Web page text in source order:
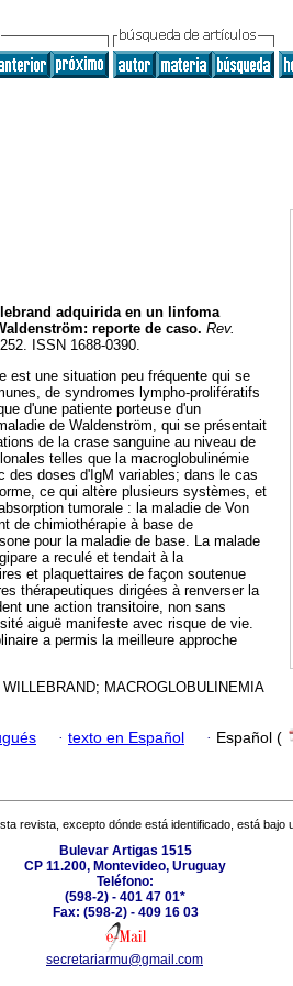
adquirida en un linfoma
reporte de caso. Rev.
ISSN 1688-0390.
est une situation peu fréquente qui se
de syndromes lympho-prolifératifs
d'une patiente porteuse d'un
de Waldenström, qui se présentait
de la crase sanguine au niveau de
telles que la macroglobulinémie
des doses d'IgM variables; dans le cas
ce qui altère plusieurs systèmes, et
tumorale : la maladie de Von
de chimiothérapie à base de
pour la maladie de base. La malade
a reculé et tendait à la
et plaquettaires de façon soutenue
thérapeutiques dirigées à renverser la
une action transitoire, non sans
aiguë manifeste avec risque de vie.
a permis la meilleure approche
MACROGLOBULINEMIA
· texto en Español · Español (
revista, excepto dónde está identificado, está bajo
Bulevar Artigas 1515
CP 11.200, Montevideo, Uruguay
Teléfono:
(598-2) - 401 47 01*
Fax: (598-2) - 409 16 03
secretariarmu@gmail.com